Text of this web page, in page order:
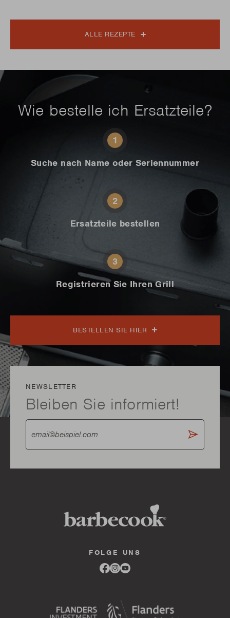
ALLE REZEPTE
Wie bestelle ich Ersatzteile?
1
Suche nach Name oder Seriennummer
2
Ersatzteile bestellen
3
Registrieren Sie Ihren Grill
BESTELLEN SIE HIER
NEWSLETTER
Bleiben Sie informiert!
FOLGE UNS
Link
to
Link
to
Link